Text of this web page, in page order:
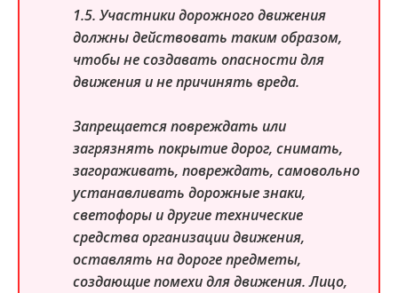
1.5. Участники дорожного движения
должны действовать таким образом,
чтобы не создавать опасности для
движения и не причинять вреда.
Запрещается повреждать или
загрязнять покрытие дорог, снимать,
загораживать, повреждать, самовольно
устанавливать дорожные знаки,
светофоры и другие технические
средства организации движения,
оставлять на дороге предметы,
создающие помехи для движения. Лицо,